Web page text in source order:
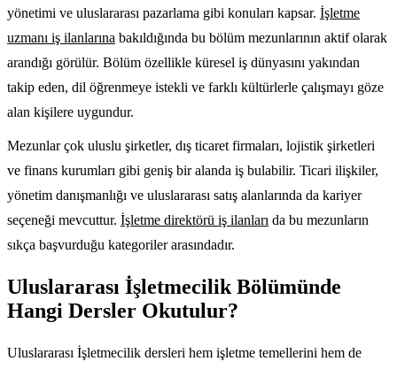
yönetimi ve uluslararası pazarlama gibi konuları kapsar. İşletme
uzmanı iş ilanlarına bakıldığında bu bölüm mezunlarının aktif olarak
arandığı görülür. Bölüm özellikle küresel iş dünyasını yakından
takip eden, dil öğrenmeye istekli ve farklı kültürlerle çalışmayı göze
alan kişilere uygundur.
Mezunlar çok uluslu şirketler, dış ticaret firmaları, lojistik şirketleri
ve finans kurumları gibi geniş bir alanda iş bulabilir. Ticari ilişkiler,
yönetim danışmanlığı ve uluslararası satış alanlarında da kariyer
seçeneği mevcuttur. İşletme direktörü iş ilanları da bu mezunların
sıkça başvurduğu kategoriler arasındadır.
Uluslararası İşletmecilik Bölümünde
Hangi Dersler Okutulur?
Uluslararası İşletmecilik dersleri hem işletme temellerini hem de